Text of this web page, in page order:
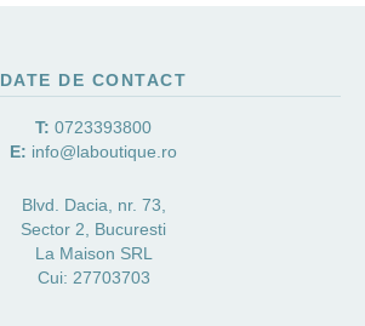
DATE DE CONTACT
T: 0723393800
E: info@laboutique.ro
Blvd. Dacia, nr. 73,
Sector 2, Bucuresti
La Maison SRL
Cui: 27703703